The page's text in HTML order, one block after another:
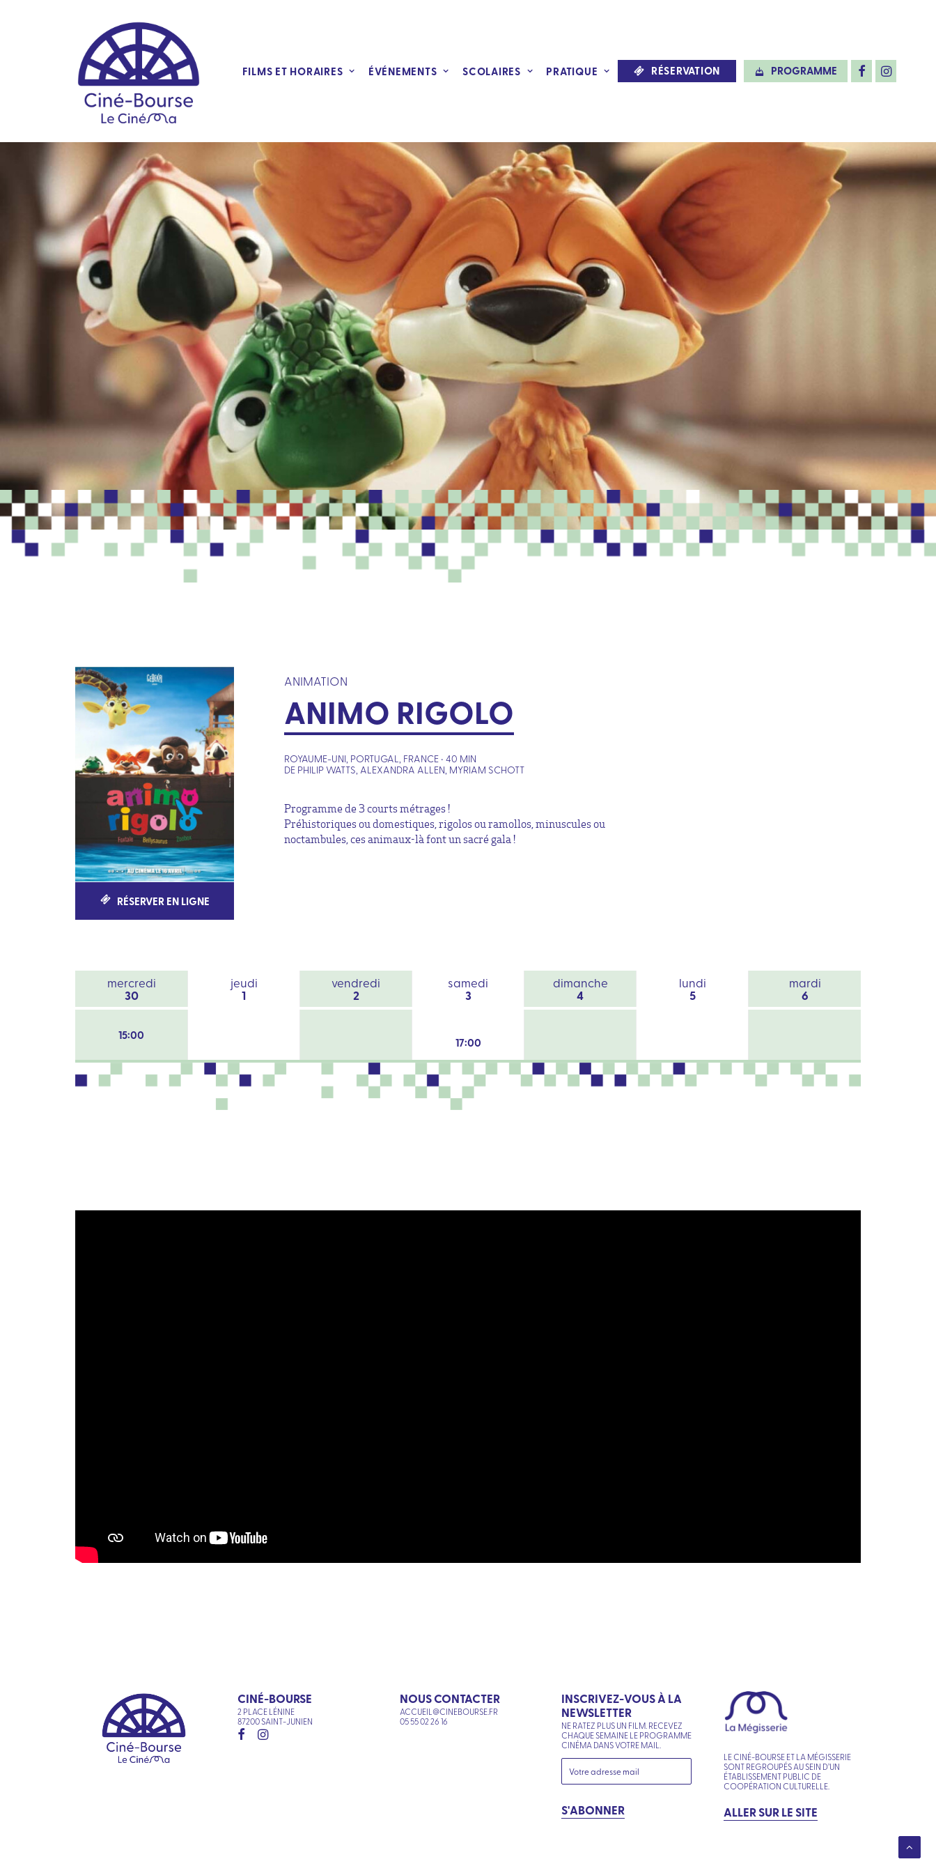
FILMS ET HORAIRES ÉVÉNEMENTS SCOLAIRES PRATIQUE RÉSERVATION PROGRAMME
RÉSERVER EN LIGNE
ANIMATION
ANIMO RIGOLO
ROYAUME-UNI, PORTUGAL, FRANCE • 40 MIN
DE PHILIP WATTS, ALEXANDRA ALLEN, MYRIAM SCHOTT
Programme de 3 courts métrages !
Préhistoriques ou domestiques, rigolos ou ramollos, minuscules ou
noctambules, ces animaux-là font un sacré gala !
mercredi
30
jeudi
1
vendredi
2
samedi
3
dimanche
4
lundi
5
mardi
6
15:00 17:00
CINÉ-BOURSE
2 PLACE LÉNINE
87200 SAINT-JUNIEN
NOUS CONTACTER
ACCUEIL@CINEBOURSE.FR
05 55 02 26 16
INSCRIVEZ-VOUS À LA
NEWSLETTER
NE RATEZ PLUS UN FILM. RECEVEZ
CHAQUE SEMAINE LE PROGRAMME
CINÉMA DANS VOTRE MAIL.
S'ABONNER
LE CINÉ-BOURSE ET LA MÉGISSERIE
SONT REGROUPÉS AU SEIN D’UN
ÉTABLISSEMENT PUBLIC DE
COOPÉRATION CULTURELLE.
ALLER SUR LE SITE